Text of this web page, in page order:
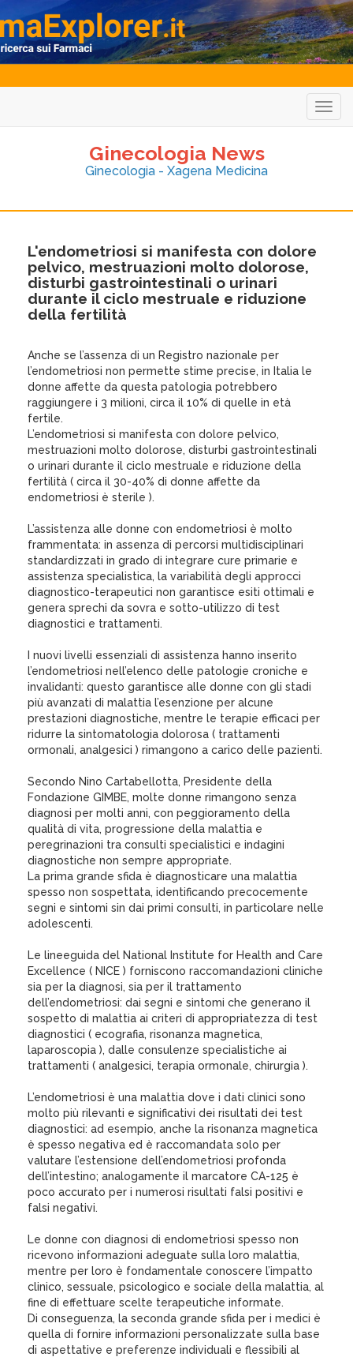
Ginecologia News
Ginecologia - Xagena Medicina
L'endometriosi si manifesta con dolore
pelvico, mestruazioni molto dolorose,
disturbi gastrointestinali o urinari
durante il ciclo mestruale e riduzione
della fertilità
Anche se l’assenza di un Registro nazionale per
l’endometriosi non permette stime precise, in Italia le
donne affette da questa patologia potrebbero
raggiungere i 3 milioni, circa il 10% di quelle in età
fertile.
L’endometriosi si manifesta con dolore pelvico,
mestruazioni molto dolorose, disturbi gastrointestinali
o urinari durante il ciclo mestruale e riduzione della
fertilità ( circa il 30-40% di donne affette da
endometriosi è sterile ).
L’assistenza alle donne con endometriosi è molto
frammentata: in assenza di percorsi multidisciplinari
standardizzati in grado di integrare cure primarie e
assistenza specialistica, la variabilità degli approcci
diagnostico-terapeutici non garantisce esiti ottimali e
genera sprechi da sovra e sotto-utilizzo di test
diagnostici e trattamenti.
I nuovi livelli essenziali di assistenza hanno inserito
l’endometriosi nell’elenco delle patologie croniche e
invalidanti: questo garantisce alle donne con gli stadi
più avanzati di malattia l’esenzione per alcune
prestazioni diagnostiche, mentre le terapie efficaci per
ridurre la sintomatologia dolorosa ( trattamenti
ormonali, analgesici ) rimangono a carico delle pazienti.
Secondo Nino Cartabellotta, Presidente della
Fondazione GIMBE, molte donne rimangono senza
diagnosi per molti anni, con peggioramento della
qualità di vita, progressione della malattia e
peregrinazioni tra consulti specialistici e indagini
diagnostiche non sempre appropriate.
La prima grande sfida è diagnosticare una malattia
spesso non sospettata, identificando precocemente
segni e sintomi sin dai primi consulti, in particolare nelle
adolescenti.
Le lineeguida del National Institute for Health and Care
Excellence ( NICE ) forniscono raccomandazioni cliniche
sia per la diagnosi, sia per il trattamento
dell’endometriosi: dai segni e sintomi che generano il
sospetto di malattia ai criteri di appropriatezza di test
diagnostici ( ecografia, risonanza magnetica,
laparoscopia ), dalle consulenze specialistiche ai
trattamenti ( analgesici, terapia ormonale, chirurgia ).
L’endometriosi è una malattia dove i dati clinici sono
molto più rilevanti e significativi dei risultati dei test
diagnostici: ad esempio, anche la risonanza magnetica
è spesso negativa ed è raccomandata solo per
valutare l’estensione dell’endometriosi profonda
dell’intestino; analogamente il marcatore CA-125 è
poco accurato per i numerosi risultati falsi positivi e
falsi negativi.
Le donne con diagnosi di endometriosi spesso non
ricevono informazioni adeguate sulla loro malattia,
mentre per loro è fondamentale conoscere l’impatto
clinico, sessuale, psicologico e sociale della malattia, al
fine di effettuare scelte terapeutiche informate.
Di conseguenza, la seconda grande sfida per i medici è
quella di fornire informazioni personalizzate sulla base
di aspettative e preferenze individuali e flessibili al